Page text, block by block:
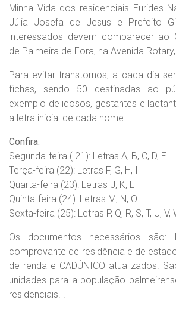
Minha Vida dos residenciais Eurides
Júlia Josefa de Jesus e Prefeito
interessados devem comparecer ao
de Palmeira de Fora, na Avenida
Para evitar transtornos, a cada dia
fichas, sendo 50 destinadas ao
exemplo de idosos, gestantes e
a letra inicial de cada nome.
Confira:
Segunda-feira ( 21): Letras A, B, C, D, E.
Terça-feira (22): Letras F, G, H, I
Quarta-feira (23): Letras J, K, L
Quinta-feira (24): Letras M, N, O
Sexta-feira (25): Letras P, Q, R, S, T, U, V,
Os documentos necessários são:
comprovante de residência e de
de renda e CADÚNICO atualizados.
unidades para a população
residenciais. .